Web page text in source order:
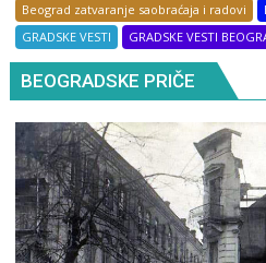
Beograd zatvaranje saobraćaja i radovi
GRADSKE VESTI
GRADSKE VESTI
BEOGRADSKE PRIČE